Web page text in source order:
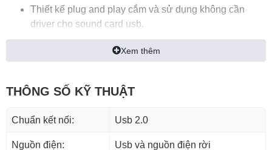
Thiết kế plug and play cắm và sử dụng không cần
driver cho sound card usb.
Tương thích với hệ điều hành Mac (Intel-Mac) và
Windows XP, Vista (32-bit / 64-bit) và Windows 7 (32-
Sound card hát live stream thu âm
tất cả các micro thu âm hiện nay. U16k thu âm chất lượng
Xem thêm
THÔNG SỐ KỸ THUẬT
Chuẩn kết nối: Usb 2.0
Nguồn điện: Usb và nguồn điện rời